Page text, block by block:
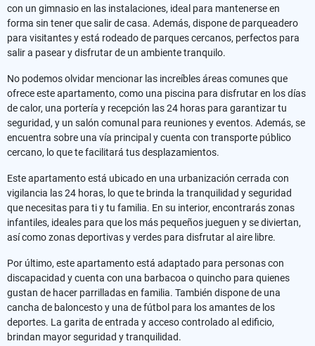
con un gimnasio en las instalaciones, ideal para mantenerse en
forma sin tener que salir de casa. Además, dispone de parqueadero
para visitantes y está rodeado de parques cercanos, perfectos para
salir a pasear y disfrutar de un ambiente tranquilo.
No podemos olvidar mencionar las increíbles áreas comunes que
ofrece este apartamento, como una piscina para disfrutar en los días
de calor, una portería y recepción las 24 horas para garantizar tu
seguridad, y un salón comunal para reuniones y eventos. Además, se
encuentra sobre una vía principal y cuenta con transporte público
cercano, lo que te facilitará tus desplazamientos.
Este apartamento está ubicado en una urbanización cerrada con
vigilancia las 24 horas, lo que te brinda la tranquilidad y seguridad
que necesitas para ti y tu familia. En su interior, encontrarás zonas
infantiles, ideales para que los más pequeños jueguen y se diviertan,
así como zonas deportivas y verdes para disfrutar al aire libre.
Por último, este apartamento está adaptado para personas con
discapacidad y cuenta con una barbacoa o quincho para quienes
gustan de hacer parrilladas en familia. También dispone de una
cancha de baloncesto y una de fútbol para los amantes de los
deportes. La garita de entrada y acceso controlado al edificio,
brindan mayor seguridad y tranquilidad.